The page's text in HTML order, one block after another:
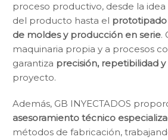
proceso productivo, desde la idea
del producto hasta el prototipado
de moldes y producción en serie.
maquinaria propia y a procesos
garantiza precisión, repetibilidad y
proyecto.
Además, GB INYECTADOS
asesoramiento técnico
métodos de fabricación,